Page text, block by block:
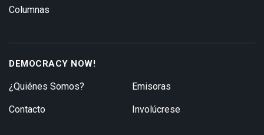
Columnas
DEMOCRACY NOW!
¿Quiénes Somos?
Contacto
Emisoras
Involúcrese